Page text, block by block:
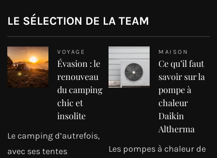
LE SÉLECTION DE LA TEAM
VOYAGE
Évasion : le
renouveau
du camping
chic et
insolite
Le camping d’autrefois,
avec ses tentes
MAISON
Ce qu’il faut
savoir sur la
pompe à
chaleur
Daikin
Altherma
Les pompes à chaleur de